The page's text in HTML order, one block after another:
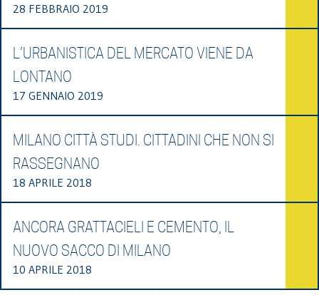
28 FEBBRAIO 2019
L’URBANISTICA DEL MERCATO VIENE DA
LONTANO
17 GENNAIO 2019
MILANO CITTÀ STUDI. CITTADINI CHE NON SI
RASSEGNANO
18 APRILE 2018
ANCORA GRATTACIELI E CEMENTO, IL
NUOVO SACCO DI MILANO
10 APRILE 2018